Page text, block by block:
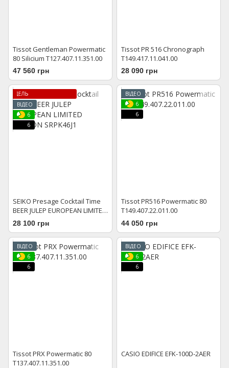
Tissot Gentleman Powermatic
80 Silicium T127.407.11.351.00
47 560 грн
Tissot PR 516 Chronograph
T149.417.11.041.00
28 090 грн
ЛІМІТОВАНА МОДЕЛЬ
ВІДЕО
6
6
SEIKO Presage Cocktail Time
BEER JULEP EUROPEAN LIMITED
EDITION SRPK46J1
28 100 грн
ВІДЕО
6
6
Tissot PR516 Powermatic 80
T149.407.22.011.00
44 050 грн
ВІДЕО
6
6
Tissot PRX Powermatic 80
T137.407.11.351.00
ВІДЕО
6
6
CASIO EDIFICE EFK-100D-2AER